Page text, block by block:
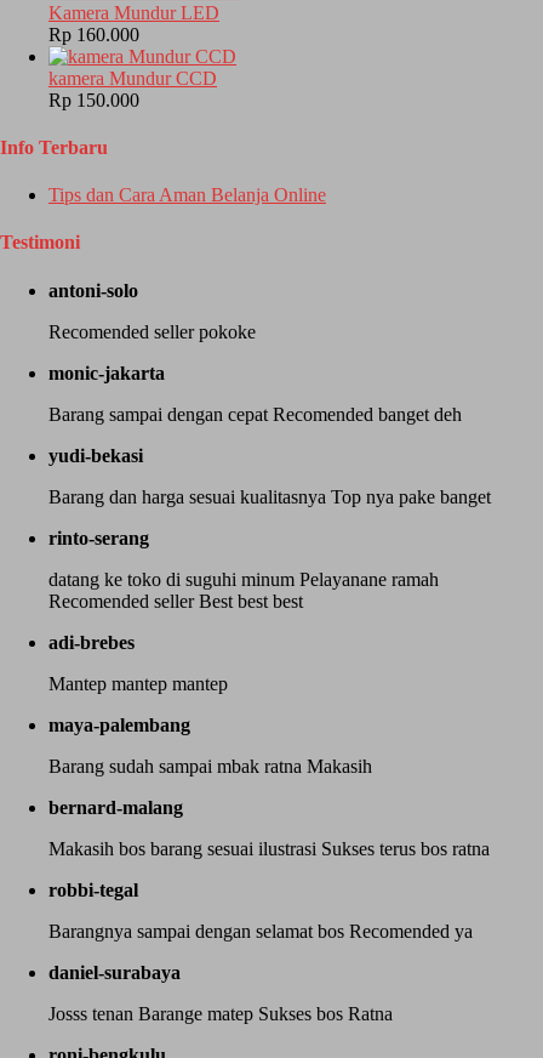
Kamera Mundur LED
Rp 160.000
kamera Mundur CCD
Rp 150.000
Info Terbaru
Tips dan Cara Aman Belanja Online
Testimoni
antoni-solo
Recomended seller pokoke
monic-jakarta
Barang sampai dengan cepat Recomended banget deh
yudi-bekasi
Barang dan harga sesuai kualitasnya Top nya pake banget
rinto-serang
datang ke toko di suguhi minum Pelayanane ramah
Recomended seller Best best best
adi-brebes
Mantep mantep mantep
maya-palembang
Barang sudah sampai mbak ratna Makasih
bernard-malang
Makasih bos barang sesuai ilustrasi Sukses terus bos ratna
robbi-tegal
Barangnya sampai dengan selamat bos Recomended ya
daniel-surabaya
Josss tenan Barange matep Sukses bos Ratna